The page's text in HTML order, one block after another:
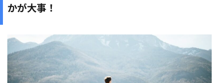
かが大事！